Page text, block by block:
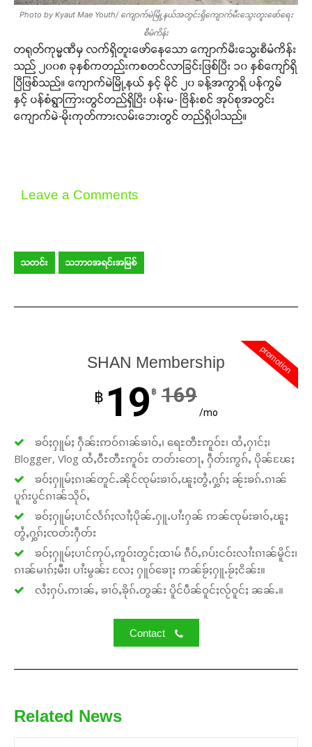
Photo by Kyaut Mae Youth/ ကျောက်မဲမြို့နယ်အတွင်းရှိကျောက်မီးသွေးတူးဖော်ရေး
စီမံကိန်း
တရုတ်ကုမ္မဏီမှ လက်ရှိတူးဖော်နေသော ကျောက်မီးသွေးစီမံကိန်း
သည် ၂၀၀၈ ခုနှစ်ကတည်းကစတင်လာခြင်းဖြစ်ပြီး ၁၀ နှစ်ကျော်ရှိ
ပြီဖြစ်သည်။ ကျောက်မဲမြို့နယ် နှင့် မိုင် ၂၀ ခန့်အကွာရှိ ပန်ကွမ်
နှင့် ပန်စံရွာကြားတွင်တည်ရှိပြီး ပန်းမ- ဗြိန်းစင် အုပ်စုအတွင်း
ကျောက်မဲ-မိုးကုတ်ကားလမ်းဘေးတွင် တည်ရှိပါသည်။
Leave a Comments
သတင်း သဘာဝအရင်းအမြစ်
promotion
SHAN Membership
฿ 19 ฿ 169
/mo
ၶဝ်ႈႁူမ်ႈ ႁဵၼ်းဢဝ်ၵၢၼ်ၶၢဝ်ႇ၊ ရေႊတီႊဢူဝ်ႊ၊ ထႆႇႁၢင်ႈ၊
Blogger, Vlog ထႆႇဝီႊတီႊဢူဝ်ႊ တတ်းတေႃႇ ႁဵတ်းဢွၵ်ႇ ပိုၼ်ၽႄႈ
ၶဝ်ႈႁူမ်ႈၵၢၼ်တူင်ႉၼိုင်ၸုမ်းၶၢဝ်ႇၽူႈတွႆႇႁွၵ်ႈ ၼႂ်းၶၵ်ႉၵၢၼ်
ပူၵ်းပွင်ၵၢၼ်သိုဝ်ႇ
ၶဝ်ႈႁူမ်ႈပၢင်လႅၵ်ႈလၢႆႈပိုၼ်ႉႁူႉပၢႆးႁၼ် ဢၼ်ၸုမ်းၶၢဝ်ႇၽူႈ
တွႆႇႁွၵ်ႈၸတ်းႁဵတ်း
ၶဝ်ႈႁူမ်ႈပၢင်ဢုပ်ႇဢူဝ်းတွင်ႈထၢမ် ၵဵဝ်ႇၵပ်းငဝ်းလၢႆးၵၢၼ်မိူင်း၊
ၵၢၼ်မၢၵ်ႈမီး၊ ပၢႆးမွၼ်း လႄႈ ႁူဝ်ၶေႃႈ ဢၼ်ၶႂ်ႈႁူႉၶႂ်ႈငိၼ်း။
လႆႈႁပ်ႉဢၢၼ်ႇ ၶၢဝ်ႇၶိုၵ်ႉတွၼ်း ပိူင်ပဵၼ်ဝူင်ႈလႂ်ဝူင်ႈ ၼၼ်ႉ။
Contact
Related News